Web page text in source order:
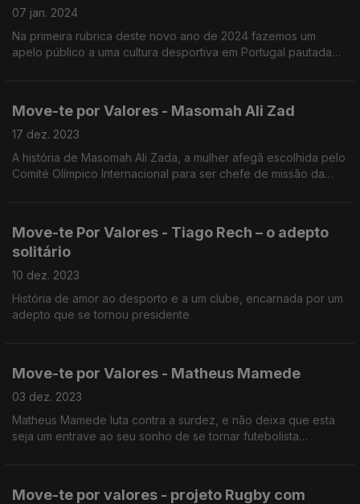
07 jan. 2024
Na primeira rubrica deste novo ano de 2024 fazemos um
apelo público a uma cultura desportiva em Portugal pautada
Move-te por Valores - Masomah Ali Zad
17 dez. 2023
A história de Masomah Ali Zada, a mulher afegã escolhida pelo
Comité Olímpico Internacional para ser chefe de missão da
Move-te Por Valores - Tiago Rech – o adepto
solitário
10 dez. 2023
História de amor ao desporto e a um clube, encarnada por um
adepto que se tornou presidente
Move-te por Valores - Matheus Mamede
03 dez. 2023
Matheus Mamede luta contra a surdez, e não deixa que esta
seja um entrave ao seu sonho de se tornar futebolista
Move-te por valores - projeto Rugby com